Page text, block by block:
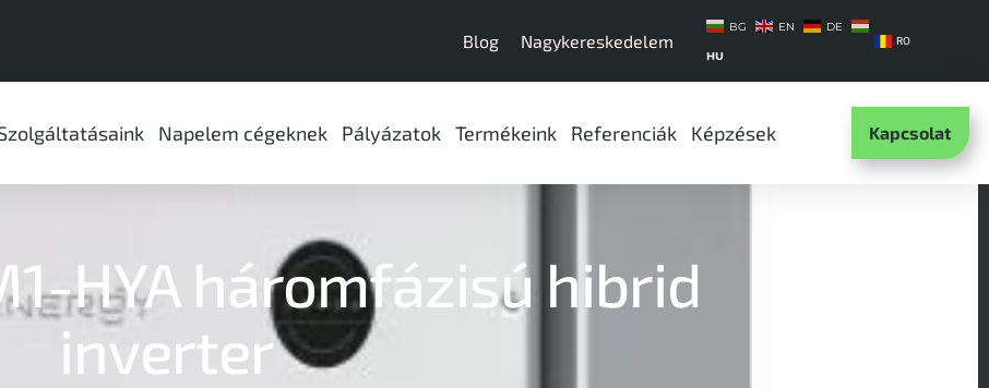
Blog Nagykereskedelem
BG EN DE
HU
RO
Napelem cégeknek Pályázatok Termékeink Referenciák Képzések Kapcsolat
HYA háromfázisú hibrid
inverter